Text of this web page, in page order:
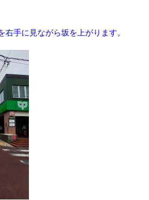
右手に見ながら坂を上がります。